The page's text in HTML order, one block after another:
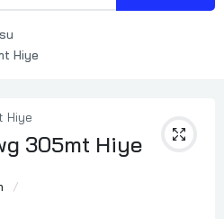
Hiye
305mt Hiye